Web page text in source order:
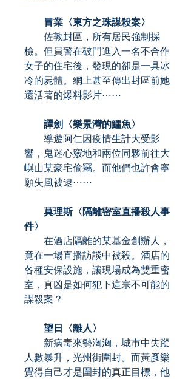
冒業〈東方之珠謀殺案〉
佐敦封區，所有居民強制採
檢。但員警在破門進入一名不合作
女子的住宅後，發現的卻是一具冰
冷的屍體。網上甚至傳出封區前她
還活著的爆料影片⋯⋯
譚劍〈樂景灣的鱷魚〉
導遊阿仁因疫情生計大受影
響，鬼迷心竅地和兩位同夥前往大
嶼山某豪宅偷竊。而他們也許會寧
願失風被逮⋯⋯
莫理斯〈隔離密室直播殺人事
件〉
在酒店隔離的某基金創辦人，
竟在一場直播訪談中被殺。酒店的
各種安保設施，讓現場成為雙重密
室，真凶是如何犯下這宗不可能的
謀殺案？
望日〈離人〉
新病毒來勢洶洶，城市中失蹤
人數暴升，光州街圍封。而黃彥樂
覺得自己才是圍封的真正目標，他